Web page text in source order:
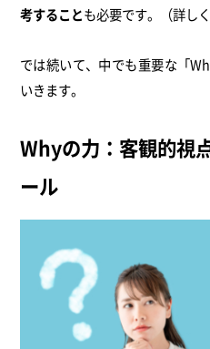
考することも必要です。（詳し
では続いて、中でも重要な「
いきます。
Whyの力：客観的視
ール